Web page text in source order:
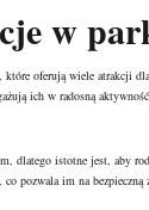
w
oferują wiele atrakcji
ich w radosną
dlatego istotne jest, aby
pozwala im na